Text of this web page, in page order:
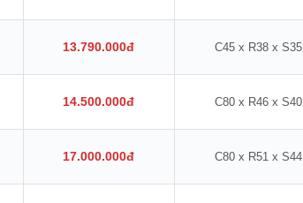
13.790.000đ C45 x R38 x S35
14.500.000đ C80 x R46 x S40
17.000.000đ C80 x R51 x S44